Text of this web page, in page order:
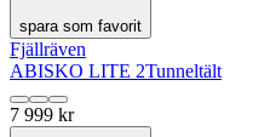
spara som favorit
Fjällräven
ABISKO LITE 2Tunneltält
7 999 kr